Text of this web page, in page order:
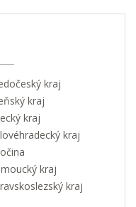
kraj
kraj
kraj
kraj
kraj
kraj